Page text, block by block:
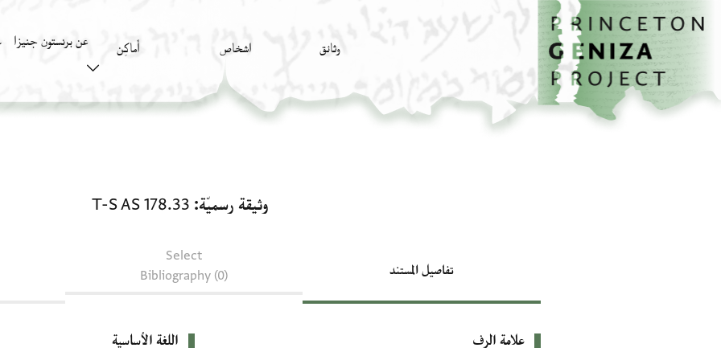
تخطي إلى المحتوى الرئيسي
الصفحة الرئيسية
وثائق اشخاص أَماكِن عن برنستون جنيزا
وثيقة رسميّة T-S AS 178.33
تفاصيل المستند
Select
Bibliography (0)
بيانات التعريف
علامة الرف اللغة الأساسية